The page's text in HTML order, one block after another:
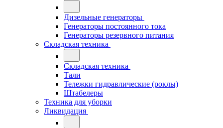
Дизельные генераторы
Генераторы постоянного тока
Генераторы резервного питания
Складская техника
Складская техника
Тали
Тележки гидравлические (роклы)
Штабелеры
Техника для уборки
Ликвидация